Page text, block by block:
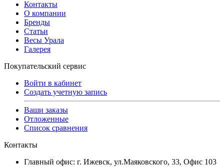
Контакты
О компании
Бренды
Статьи
Весы Урала
Галерея
Покупательский сервис
Войти в кабинет
Создать учетную запись
Ваши заказы
Отложенные
Список сравнения
Контакты
Главный офис: г. Ижевск, ул.Маяковского, 33, Офис 103